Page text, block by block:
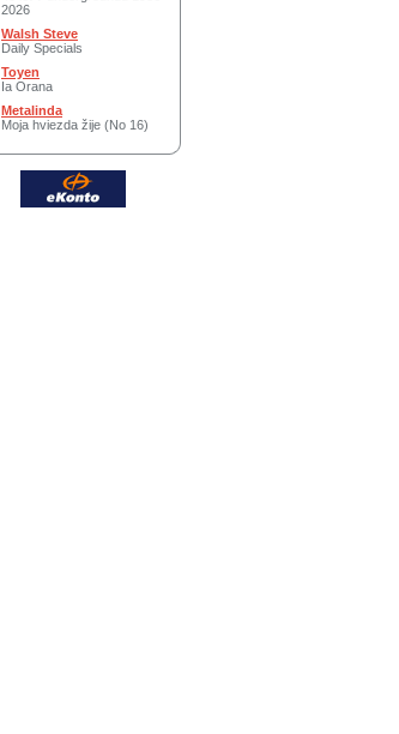
2026
Walsh Steve
Daily Specials
Toyen
Ia Orana
Metalinda
Moja hviezda žije (No 16)